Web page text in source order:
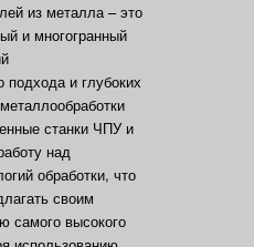
из металла – это
и многогранный
подхода и глубоких
станки ЧПУ и
над
обработки, что
своим
самого высокого